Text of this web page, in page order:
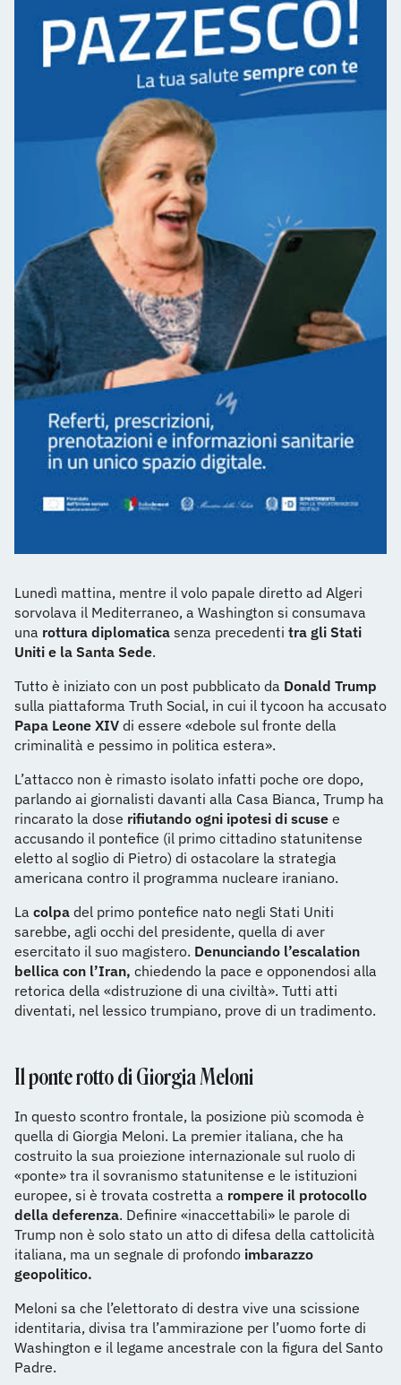
Lunedì mattina, mentre il volo papale diretto ad Algeri
sorvolava il Mediterraneo, a Washington si consumava
una rottura diplomatica senza precedenti tra gli Stati
Uniti e la Santa Sede.
Tutto è iniziato con un post pubblicato da Donald Trump
sulla piattaforma Truth Social, in cui il tycoon ha accusato
Papa Leone XIV di essere «debole sul fronte della
criminalità e pessimo in politica estera».
L’attacco non è rimasto isolato infatti poche ore dopo,
parlando ai giornalisti davanti alla Casa Bianca, Trump ha
rincarato la dose rifiutando ogni ipotesi di scuse e
accusando il pontefice (il primo cittadino statunitense
eletto al soglio di Pietro) di ostacolare la strategia
americana contro il programma nucleare iraniano.
La colpa del primo pontefice nato negli Stati Uniti
sarebbe, agli occhi del presidente, quella di aver
esercitato il suo magistero. Denunciando l’escalation
bellica con l’Iran, chiedendo la pace e opponendosi alla
retorica della «distruzione di una civiltà». Tutti atti
diventati, nel lessico trumpiano, prove di un tradimento.
Il ponte rotto di Giorgia Meloni
In questo scontro frontale, la posizione più scomoda è
quella di Giorgia Meloni. La premier italiana, che ha
costruito la sua proiezione internazionale sul ruolo di
«ponte» tra il sovranismo statunitense e le istituzioni
europee, si è trovata costretta a rompere il protocollo
della deferenza. Definire «inaccettabili» le parole di
Trump non è solo stato un atto di difesa della cattolicità
italiana, ma un segnale di profondo imbarazzo
geopolitico.
Meloni sa che l’elettorato di destra vive una scissione
identitaria, divisa tra l’ammirazione per l’uomo forte di
Washington e il legame ancestrale con la figura del Santo
Padre.